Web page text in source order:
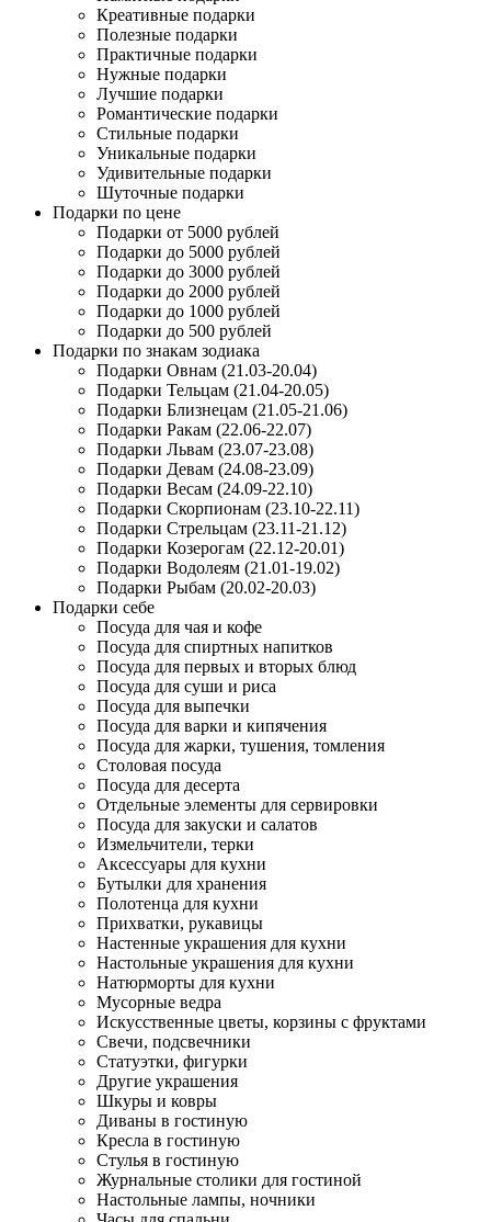
Креативные подарки
Полезные подарки
Практичные подарки
Нужные подарки
Лучшие подарки
Романтические подарки
Стильные подарки
Уникальные подарки
Удивительные подарки
Шуточные подарки
Подарки по цене
Подарки от 5000 рублей
Подарки до 5000 рублей
Подарки до 3000 рублей
Подарки до 2000 рублей
Подарки до 1000 рублей
Подарки до 500 рублей
Подарки по знакам зодиака
Подарки Овнам (21.03-20.04)
Подарки Тельцам (21.04-20.05)
Подарки Близнецам (21.05-21.06)
Подарки Ракам (22.06-22.07)
Подарки Львам (23.07-23.08)
Подарки Девам (24.08-23.09)
Подарки Весам (24.09-22.10)
Подарки Скорпионам (23.10-22.11)
Подарки Стрельцам (23.11-21.12)
Подарки Козерогам (22.12-20.01)
Подарки Водолеям (21.01-19.02)
Подарки Рыбам (20.02-20.03)
Подарки себе
Посуда для чая и кофе
Посуда для спиртных напитков
Посуда для первых и вторых блюд
Посуда для суши и риса
Посуда для выпечки
Посуда для варки и кипячения
Посуда для жарки, тушения, томления
Столовая посуда
Посуда для десерта
Отдельные элементы для сервировки
Посуда для закуски и салатов
Измельчители, терки
Аксессуары для кухни
Бутылки для хранения
Полотенца для кухни
Прихватки, рукавицы
Настенные украшения для кухни
Настольные украшения для кухни
Натюрморты для кухни
Мусорные ведра
Искусственные цветы, корзины с фруктами
Свечи, подсвечники
Статуэтки, фигурки
Другие украшения
Шкуры и ковры
Диваны в гостиную
Кресла в гостиную
Стулья в гостиную
Журнальные столики для гостиной
Настольные лампы, ночники